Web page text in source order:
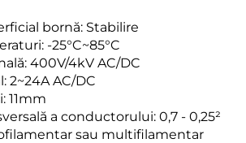
bornă: Stabilire
-25°C~85°C
400V/4kV AC/DC
2~24A AC/DC
11mm
a conductorului: 0,7 - 0,25²
sau multifilamentar